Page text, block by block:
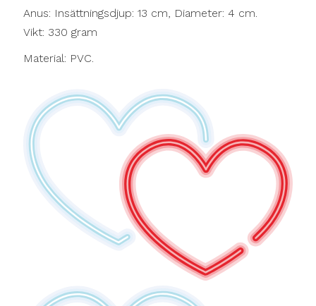
Anus: Insättningsdjup: 13 cm, Diameter: 4 cm.
Vikt: 330 gram
Material: PVC.